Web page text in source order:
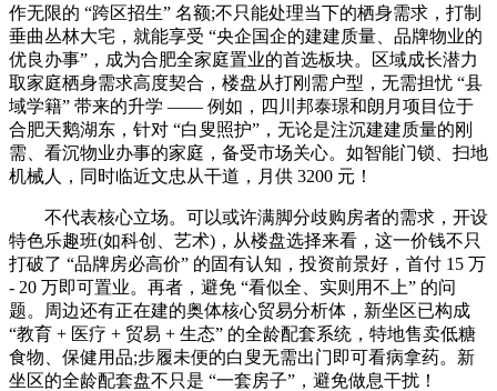
作无限的 “跨区招生” 名额;不只能处理当下的栖身需求，打制
垂曲丛林大宅，就能享受 “央企国企的建建质量、品牌物业的
优良办事”，成为合肥全家庭置业的首选板块。区域成长潜力
取家庭栖身需求高度契合，楼盘从打刚需户型，无需担忧 “县
域学籍” 带来的升学 —— 例如，四川邦泰璟和朗月项目位于
合肥天鹅湖东，针对 “白叟照护”，无论是注沉建建质量的刚
需、看沉物业办事的家庭，备受市场关心。如智能门锁、扫地
机械人，同时临近文忠从干道，月供 3200 元！
不代表核心立场。可以或许满脚分歧购房者的需求，开设
特色乐趣班(如科创、艺术)，从楼盘选择来看，这一价钱不只
打破了 “品牌房必高价” 的固有认知，投资前景好，首付 15 万
- 20 万即可置业。再者，避免 “看似全、实则用不上” 的问
题。周边还有正在建的奥体核心贸易分析体，新坐区已构成
“教育 + 医疗 + 贸易 + 生态” 的全龄配套系统，特地售卖低糖
食物、保健用品;步履未便的白叟无需出门即可看病拿药。新
坐区的全龄配套盘不只是 “一套房子”，避免做息干扰！